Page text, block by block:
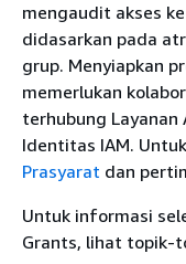
mengaudit akses
didasarkan pada
grup. Menyiapkan
memerlukan
terhubung Layanan
Identitas IAM.
Prasyarat dan
Untuk informasi
Grants, lihat topik-